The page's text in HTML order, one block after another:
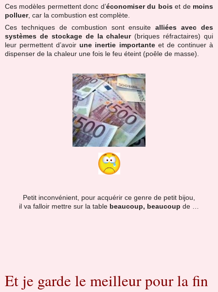
Ces modèles permettent donc d’économiser du boiset de moins
polluer, car la combustion est complète.
Ces techniques de combustion sont ensuitealliées avec des
systèmes de stockage de la chaleur(briques réfractaires) qui
leur permettent d’avoirune inertie importanteet de continuer à
dispenser de la chaleur une fois le feu éteint (poêle de masse).
Petit inconvénient, pour acquérir ce genre de petit bijou,
il va falloir mettre sur la table beaucoup, beaucoup de …
Et je garde le meilleur pour la fin